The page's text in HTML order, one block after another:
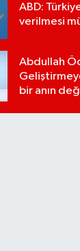
ABD:
verilmesi
Abdullah
bir anın